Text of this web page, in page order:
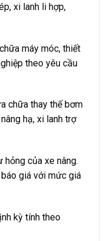
xi lanh li hợp,
máy móc, thiết
theo yêu cầu
chữa thay thế bơm
hạ, xi lanh trợ
của xe nâng.
giá với mức giá
kỳ tính theo